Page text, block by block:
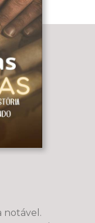
notável.